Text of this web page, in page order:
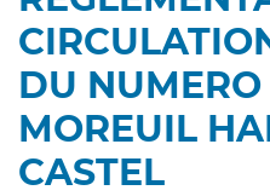
DU NUMERO
MOREUIL
CASTEL